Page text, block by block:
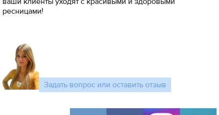
ресницами!
Задать вопрос или оставить отзыв